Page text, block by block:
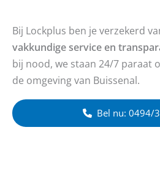
Bij Lockplus ben je verzekerd
vakkundige service en
bij nood, we staan 24/7 paraat
de omgeving van Buissenal.
Bel nu: 0494/